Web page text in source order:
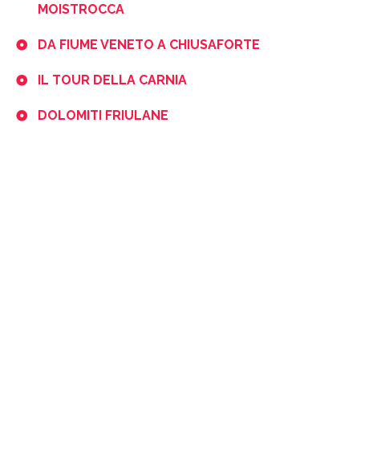
MOISTROCCA
DA FIUME VENETO A CHIUSAFORTE
IL TOUR DELLA CARNIA
DOLOMITI FRIULANE